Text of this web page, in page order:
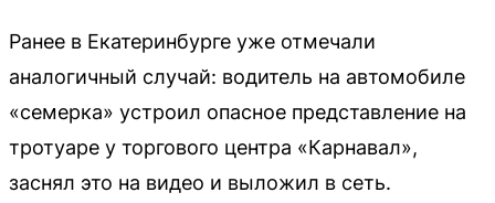
Ранее в Екатеринбурге уже отмечали
аналогичный случай: водитель на автомобиле
«семерка» устроил опасное представление на
тротуаре у торгового центра «Карнавал»,
заснял это на видео и выложил в сеть.